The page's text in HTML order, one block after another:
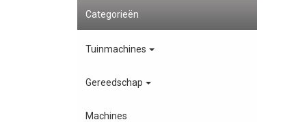
Categorieën
Tuinmachines
Gereedschap
Machines